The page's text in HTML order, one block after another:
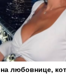
на любовнице,